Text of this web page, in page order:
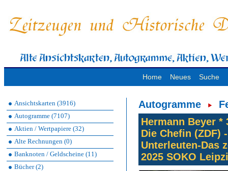
Home Neues Suche
Ansichtskarten (3916)
Autogramme (7107)
Aktien / Wertpapiere (32)
Alte Rechnungen (0)
Banknoten / Geldscheine (11)
Bücher (2)
Autogramme
Hermann Beyer *
Die Chefin (ZDF)
Unterleuten-Das
2025 SOKO